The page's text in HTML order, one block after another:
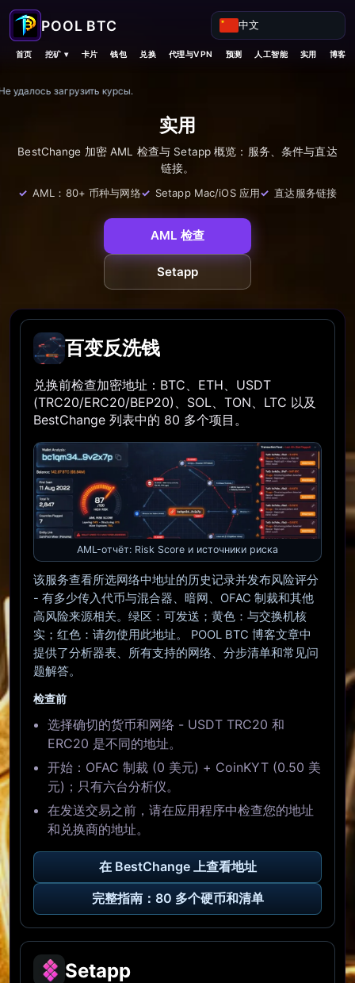
中文
首页 挖矿 ▾ 卡片 钱包 兑换 代理与VPN 预测 人工智能 实用 博客
удалось загрузить курсы.
实用
BestChange 加密 AML 检查与 Setapp 概览：服务、条件与直达
链接。
AML：80+ 币种与网络
Setapp Mac/iOS 应用 直达服务链接
AML 检查
Setapp
百变反洗钱
兑换前检查加密地址：BTC、ETH、USDT
(TRC20/ERC20/BEP20)、SOL、TON、LTC 以及
BestChange 列表中的 80 多个项目。
AML-отчёт: Risk Score и источники риска
该服务查看所选网络中地址的历史记录并发布风险评分
- 有多少传入代币与混合器、暗网、OFAC 制裁和其他
高风险来源相关。绿区：可发送；黄色：与交换机核
实；红色：请勿使用此地址。 POOL BTC 博客文章中
提供了分析器表、所有支持的网络、分步清单和常见问
题解答。
检查前
选择确切的货币和网络 - USDT TRC20 和
ERC20 是不同的地址。
开始：OFAC 制裁 (0 美元) + CoinKYT (0.50 美
元)；只有六台分析仪。
在发送交易之前，请在应用程序中检查您的地址
和兑换商的地址。
在 BestChange 上查看地址
完整指南：80 多个硬币和清单
Setapp